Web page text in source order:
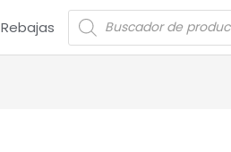
Rebajas